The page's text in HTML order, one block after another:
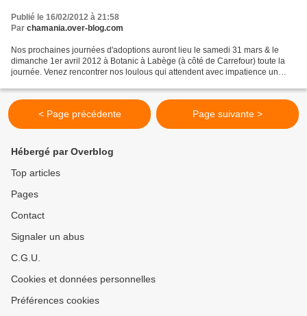
Publié le 16/02/2012 à 21:58
Par chamania.over-blog.com
Nos prochaines journées d'adoptions auront lieu le samedi 31 mars & le
dimanche 1er avril 2012 à Botanic à Labège (à côté de Carrefour) toute la
journée. Venez rencontrer nos loulous qui attendent avec impatience un
< Page précédente Page suivante >
Hébergé par Overblog
Top articles
Pages
Contact
Signaler un abus
C.G.U.
Cookies et données personnelles
Préférences cookies